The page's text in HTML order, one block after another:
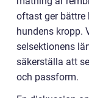
oftast ger bättre
hundens kropp.
selsektionens
säkerställa att
och passform.